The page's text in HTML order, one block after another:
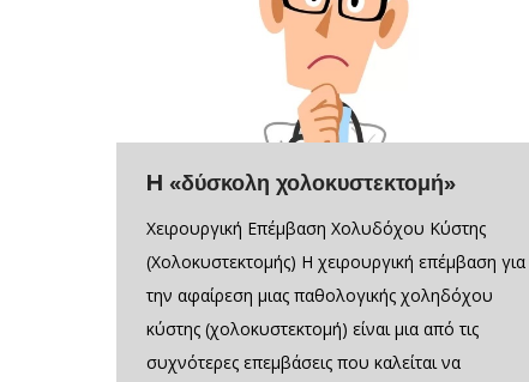
H «δύσκολη χολοκυστεκτομή»
Χειρουργική Επέμβαση Χολυδόχου Κύστης
(Χολοκυστεκτομής) Η χειρουργική επέμβαση για
την αφαίρεση μιας παθολογικής χοληδόχου
κύστης (χολοκυστεκτομή) είναι μια από τις
συχνότερες επεμβάσεις που καλείται να